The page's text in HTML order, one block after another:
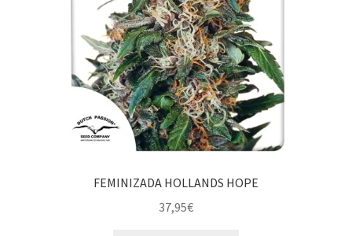
FEMINIZADA HOLLANDS HOPE
37,95€